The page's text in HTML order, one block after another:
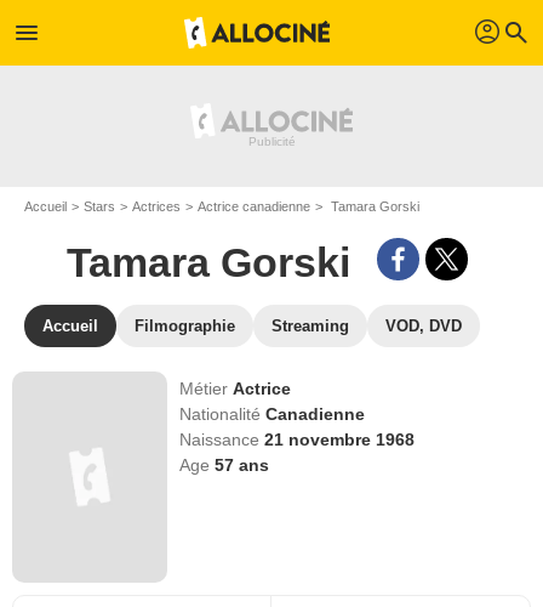
menu profil search
Accueil Stars Actrices Actrice canadienne Tamara Gorski
Tamara Gorski
Accueil Filmographie Streaming VOD, DVD
MétierActrice
NationalitéCanadienne
Naissance21 novembre 1968
Age57 ans